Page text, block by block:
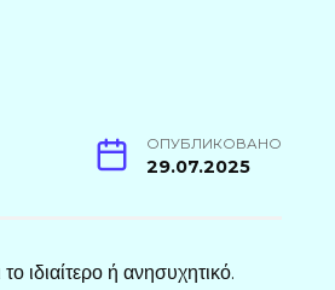
ОПУБЛИКОВАНО
29.07.2025
ιδιαίτερο ή ανησυχητικό.